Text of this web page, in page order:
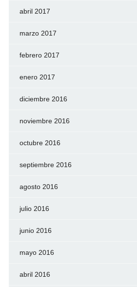
abril 2017
marzo 2017
febrero 2017
enero 2017
diciembre 2016
noviembre 2016
octubre 2016
septiembre 2016
agosto 2016
julio 2016
junio 2016
mayo 2016
abril 2016